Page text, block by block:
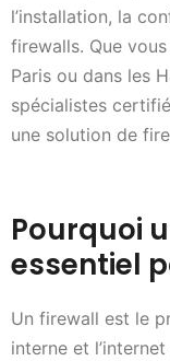
l’installation, la
firewalls. Que
Paris ou dans les
spécialistes
une solution de
Pourquoi
essentiel
Un firewall est le
interne et